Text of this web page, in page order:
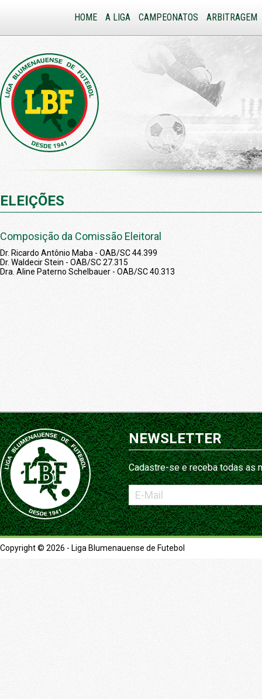
HOME A LIGA CAMPEONATOS ARBITRAGEM
ELEIÇÕES
Composição da Comissão Eleitoral
Dr. Ricardo Antônio Maba - OAB/SC 44.399
Dr. Waldecir Stein - OAB/SC 27.315
Dra. Aline Paterno Schelbauer - OAB/SC 40.313
NEWSLETTER
Cadastre-se e receba todas as
Copyright © 2026 - Liga Blumenauense de Futebol